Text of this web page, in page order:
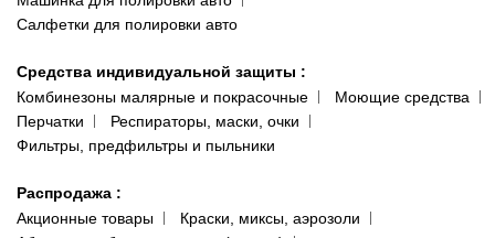
Салфетки для полировки авто
Средства индивидуальной защиты :
Комбинезоны малярные и покрасочные
Моющие средства
Перчатки
Респираторы, маски, очки
Фильтры, предфильтры и пыльники
Распродажа :
Акционные товары
Краски, миксы, аэрозоли